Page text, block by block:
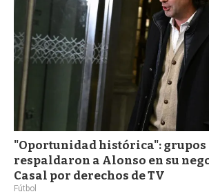
"Oportunidad histórica": grupos
respaldaron a Alonso en su
Casal por derechos de TV
Fútbol